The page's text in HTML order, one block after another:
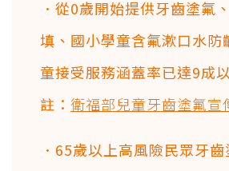
．從0歲開始提供牙齒塗氟
填、國小學童含氟漱口水防
童接受服務涵蓋率已達9成
註： 衛福部兒童牙齒塗氟宣
．65歲以上高風險民眾牙齒